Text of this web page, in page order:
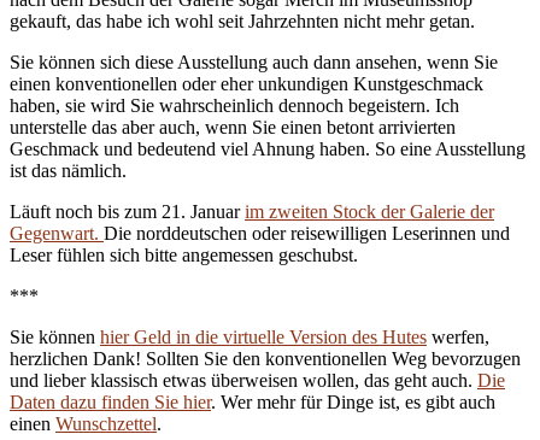
gekauft, das habe ich wohl seit Jahrzehnten nicht mehr getan.
Sie können sich diese Ausstellung auch dann ansehen, wenn Sie
einen konventionellen oder eher unkundigen Kunstgeschmack
haben, sie wird Sie wahrscheinlich dennoch begeistern. Ich
unterstelle das aber auch, wenn Sie einen betont arrivierten
Geschmack und bedeutend viel Ahnung haben. So eine Ausstellung
ist das nämlich.
Läuft noch bis zum 21. Januarim zweiten Stock der Galerie der
Gegenwart. Die norddeutschen oder reisewilligen Leserinnen und
Leser fühlen sich bitte angemessen geschubst.
***
Sie können hier Geld in die virtuelle Version des Hutes werfen,
herzlichen Dank! Sollten Sie den konventionellen Weg bevorzugen
und lieber klassisch etwas überweisen wollen, das geht auch. Die
Daten dazu finden Sie hier. Wer mehr für Dinge ist, es gibt auch
einen Wunschzettel.